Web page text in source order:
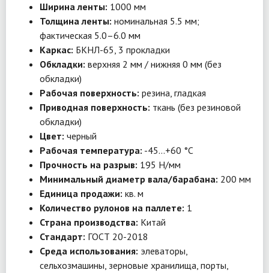
Ширина ленты: 1000 мм
Толщина ленты: номинальная 5.5 мм;
фактическая 5.0–6.0 мм
Каркас: БКНЛ-65, 3 прокладки
Обкладки: верхняя 2 мм / нижняя 0 мм (без
обкладки)
Рабочая поверхность: резина, гладкая
Приводная поверхность: ткань (без резиновой
обкладки)
Цвет: черный
Рабочая температура: -45…+60 °C
Прочность на разрыв: 195 Н/мм
Минимальный диаметр вала/барабана: 200 мм
Единица продажи: кв. м
Количество рулонов на паллете: 1
Страна производства: Китай
Стандарт: ГОСТ 20-2018
Среда использования: элеваторы,
сельхозмашины, зерновые хранилища, порты,